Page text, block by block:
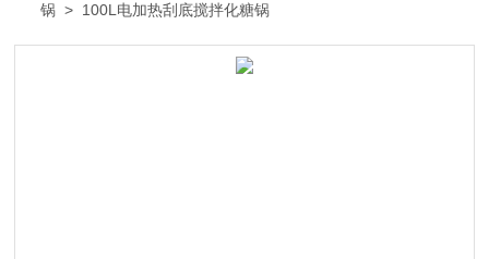
锅 > 100L电加热刮底搅拌化糖锅